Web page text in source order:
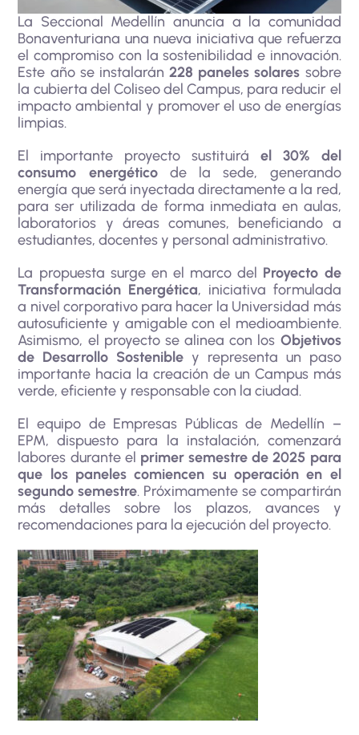
La Seccional Medellín anuncia a la comunidad
Bonaventuriana una nueva iniciativa que refuerza
el compromiso con la sostenibilidad e innovación.
Este año se instalarán228 paneles solares sobre
la cubierta del Coliseo del Campus, para reducir el
impacto ambiental y promover el uso de energías
limpias.
El importante proyecto sustituirá el 30% del
consumo energéticode la sede, generando
energía que será inyectada directamente a la red,
para ser utilizada de forma inmediata en aulas,
laboratorios y áreas comunes, beneficiando a
estudiantes, docentes y personal administrativo.
La propuesta surge en el marco del Proyecto de
Transformación Energética, iniciativa formulada
a nivel corporativo para hacer la Universidad más
autosuficiente y amigable con el medioambiente.
Asimismo, el proyecto se alinea con los Objetivos
de Desarrollo Sostenible y representa un paso
importante hacia la creación de un Campus más
verde, eficiente y responsable con la ciudad.
El equipo de Empresas Públicas de Medellín –
EPM, dispuesto para la instalación, comenzará
labores durante el primer semestre de 2025 para
que los paneles comiencen su operación en el
segundo semestre. Próximamente se compartirán
más detalles sobre los plazos, avances y
recomendaciones para la ejecución del proyecto.